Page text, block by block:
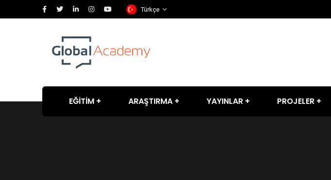
Türkçe
EĞİTİM ARAŞTIRMA YAYINLAR PROJELER